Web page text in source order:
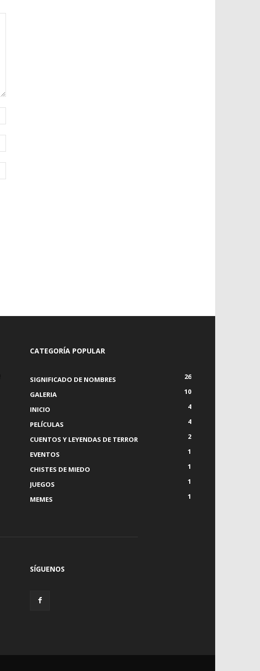
CATEGORÍA POPULAR
SIGNIFICADO DE NOMBRES
26
GALERIA
10
INICIO
4
PELÍCULAS
4
CUENTOS Y LEYENDAS DE TERROR
2
EVENTOS
1
CHISTES DE MIEDO
1
JUEGOS
1
MEMES
1
SÍGUENOS